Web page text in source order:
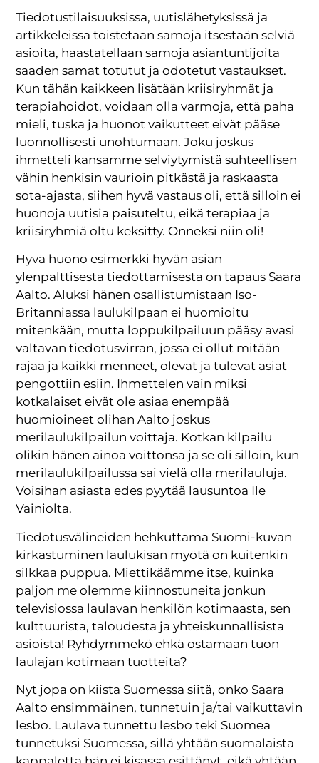
Tiedotustilaisuuksissa, uutislähetyksissä ja
artikkeleissa toistetaan samoja itsestään selviä
asioita, haastatellaan samoja asiantuntijoita
saaden samat totutut ja odotetut vastaukset.
Kun tähän kaikkeen lisätään kriisiryhmät ja
terapiahoidot, voidaan olla varmoja, että paha
mieli, tuska ja huonot vaikutteet eivät pääse
luonnollisesti unohtumaan. Joku joskus
ihmetteli kansamme selviytymistä suhteellisen
vähin henkisin vaurioin pitkästä ja raskaasta
sota-ajasta, siihen hyvä vastaus oli, että silloin ei
huonoja uutisia paisuteltu, eikä terapiaa ja
kriisiryhmiä oltu keksitty. Onneksi niin oli!
Hyvä huono esimerkki hyvän asian
ylenpalttisesta tiedottamisesta on tapaus Saara
Aalto. Aluksi hänen osallistumistaan Iso-
Britanniassa laulukilpaan ei huomioitu
mitenkään, mutta loppukilpailuun pääsy avasi
valtavan tiedotusvirran, jossa ei ollut mitään
rajaa ja kaikki menneet, olevat ja tulevat asiat
pengottiin esiin. Ihmettelen vain miksi
kotkalaiset eivät ole asiaa enempää
huomioineet olihan Aalto joskus
merilaulukilpailun voittaja. Kotkan kilpailu
olikin hänen ainoa voittonsa ja se oli silloin, kun
merilaulukilpailussa sai vielä olla merilauluja.
Voisihan asiasta edes pyytää lausuntoa Ile
Vainiolta.
Tiedotusvälineiden hehkuttama Suomi-kuvan
kirkastuminen laulukisan myötä on kuitenkin
silkkaa puppua. Miettikäämme itse, kuinka
paljon me olemme kiinnostuneita jonkun
televisiossa laulavan henkilön kotimaasta, sen
kulttuurista, taloudesta ja yhteiskunnallisista
asioista! Ryhdymmekö ehkä ostamaan tuon
laulajan kotimaan tuotteita?
Nyt jopa on kiista Suomessa siitä, onko Saara
Aalto ensimmäinen, tunnetuin ja/tai vaikuttavin
lesbo. Laulava tunnettu lesbo teki Suomea
tunnetuksi Suomessa, sillä yhtään suomalaista